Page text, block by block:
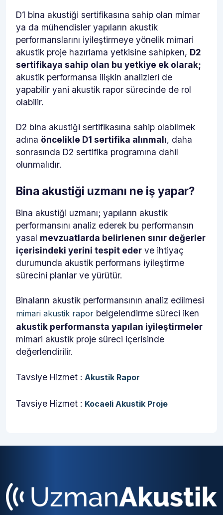
D1 bina akustiği sertifikasına sahip olan mimar
ya da mühendisler yapıların akustik
performanslarını iyileştirmeye yönelik mimari
akustik proje hazırlama yetkisine sahipken, D2
sertifikaya sahip olan bu yetkiye ek olarak;
akustik performansa ilişkin analizleri de
yapabilir yani akustik rapor sürecinde de rol
olabilir.
D2 bina akustiği sertifikasına sahip olabilmek
adına öncelikle D1 sertifika alınmalı, daha
sonrasında D2 sertifika programına dahil
olunmalıdır.
Bina akustiği uzmanı ne iş yapar?
Bina akustiği uzmanı; yapıların akustik
performansını analiz ederek bu performansın
yasal mevzuatlarda belirlenen sınır değerler
içerisindeki yerini tespit eder ve ihtiyaç
durumunda akustik performans iyileştirme
sürecini planlar ve yürütür.
Binaların akustik performansının analiz edilmesi
mimari akustik rapor belgelendirme süreci iken
akustik performansta yapılan iyileştirmeler
mimari akustik proje süreci içerisinde
değerlendirilir.
Tavsiye Hizmet : Akustik Rapor
Tavsiye Hizmet : Kocaeli Akustik Proje